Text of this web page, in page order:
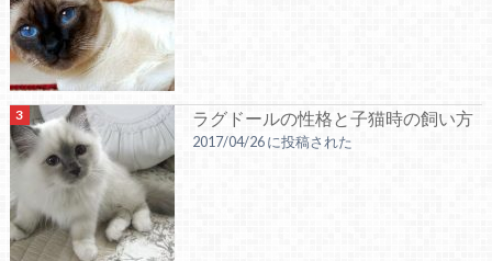
ラグドールの性格と子猫時の飼い方
2017/04/26 に投稿された